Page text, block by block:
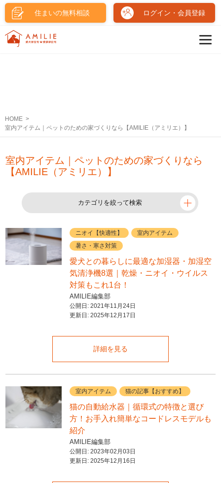
住まいの無料相談 ログイン・会員登録
HOME
室内アイテム｜ペットのための家づくりなら【AMILIE（アミリエ）】
室内アイテム｜ペットのための家づくりなら
【AMILIE（アミリエ）】
カテゴリを絞って検索
ニオイ【快適性】
室内アイテム
暑さ・寒さ対策
愛犬との暮らしに最適な加湿器・加湿空
気清浄機8選｜乾燥・ニオイ・ウイルス
対策もこれ1台！
AMILIE編集部
公開日: 2021年11月24日
更新日: 2025年12月17日
詳細を見る
室内アイテム 猫の記事【おすすめ】
猫の自動給水器｜循環式の特徴と選び
方！お手入れ簡単なコードレスモデルも
紹介
AMILIE編集部
公開日: 2023年02月03日
更新日: 2025年12月16日